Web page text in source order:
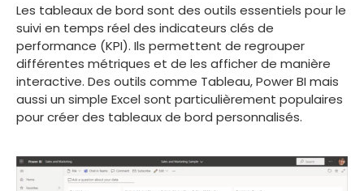
Les tableaux de bord sont des outils essentiels pour le
suivi en temps réel des indicateurs clés de
performance (KPI). Ils permettent de regrouper
différentes métriques et de les afficher de manière
interactive. Des outils comme Tableau, Power BI mais
aussi un simple Excel sont particulièrement populaires
pour créer des tableaux de bord personnalisés.